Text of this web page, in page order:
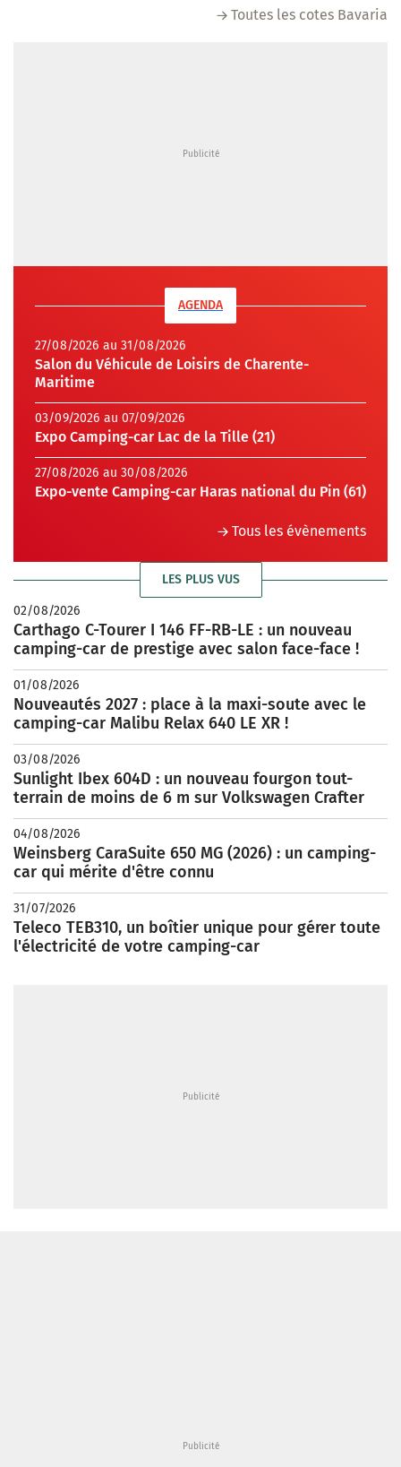
Toutes les cotes Bavaria
AGENDA
27/08/2026 au 31/08/2026
Salon du Véhicule de Loisirs de Charente-
Maritime
03/09/2026 au 07/09/2026
Expo Camping-car Lac de la Tille (21)
27/08/2026 au 30/08/2026
Expo-vente Camping-car Haras national du Pin (61)
Tous les évènements
LES PLUS VUS
02/08/2026
Carthago C-Tourer I 146 FF-RB-LE : un nouveau
camping-car de prestige avec salon face-face !
01/08/2026
Nouveautés 2027 : place à la maxi-soute avec le
camping-car Malibu Relax 640 LE XR !
03/08/2026
Sunlight Ibex 604D : un nouveau fourgon tout-
terrain de moins de 6 m sur Volkswagen Crafter
04/08/2026
Weinsberg CaraSuite 650 MG (2026) : un camping-
car qui mérite d'être connu
31/07/2026
Teleco TEB310, un boîtier unique pour gérer toute
l'électricité de votre camping-car